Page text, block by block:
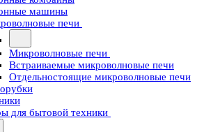
машины
печи
Микроволновые печи
Встраиваемые микроволновые печи
Отдельностоящие микроволновые печи
для бытовой техники